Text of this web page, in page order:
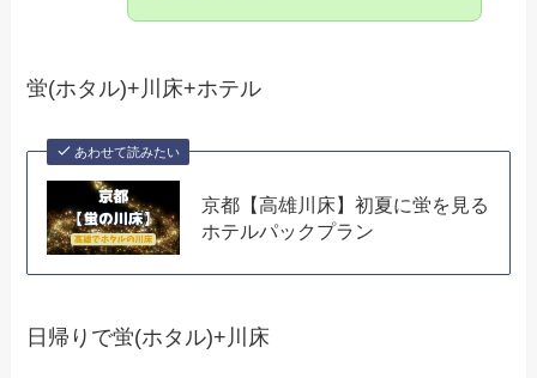
蛍(ホタル)+川床+ホテル
あわせて読みたい
京都【高雄川床】初夏に蛍を見る
ホテルパックプラン
日帰りで蛍(ホタル)+川床